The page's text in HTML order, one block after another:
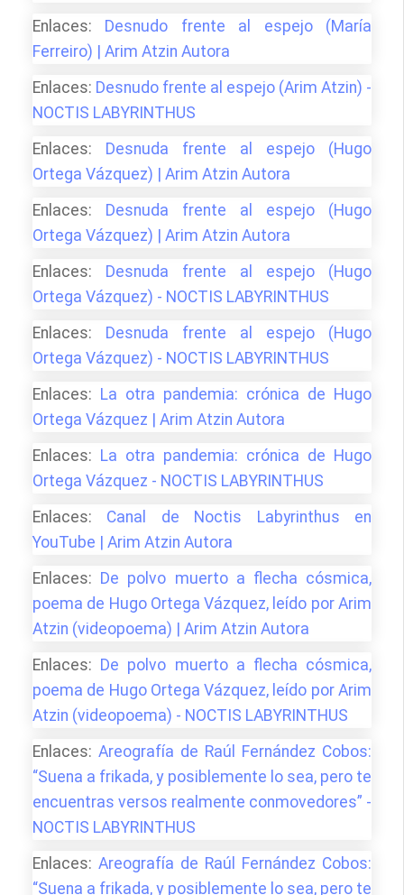
Enlaces: Desnudo frente al espejo (María
Ferreiro) | Arim Atzin Autora
Enlaces: Desnudo frente al espejo (Arim Atzin) -
NOCTIS LABYRINTHUS
Enlaces: Desnuda frente al espejo (Hugo
Ortega Vázquez) | Arim Atzin Autora
Enlaces: Desnuda frente al espejo (Hugo
Ortega Vázquez) | Arim Atzin Autora
Enlaces: Desnuda frente al espejo (Hugo
Ortega Vázquez) - NOCTIS LABYRINTHUS
Enlaces: Desnuda frente al espejo (Hugo
Ortega Vázquez) - NOCTIS LABYRINTHUS
Enlaces: La otra pandemia: crónica de Hugo
Ortega Vázquez | Arim Atzin Autora
Enlaces: La otra pandemia: crónica de Hugo
Ortega Vázquez - NOCTIS LABYRINTHUS
Enlaces: Canal de Noctis Labyrinthus en
YouTube | Arim Atzin Autora
Enlaces: De polvo muerto a flecha cósmica,
poema de Hugo Ortega Vázquez, leído por Arim
Atzin (videopoema) | Arim Atzin Autora
Enlaces: De polvo muerto a flecha cósmica,
poema de Hugo Ortega Vázquez, leído por Arim
Atzin (videopoema) - NOCTIS LABYRINTHUS
Enlaces: Areografía de Raúl Fernández Cobos:
“Suena a frikada, y posiblemente lo sea, pero te
encuentras versos realmente conmovedores” -
NOCTIS LABYRINTHUS
Enlaces: Areografía de Raúl Fernández Cobos:
“Suena a frikada, y posiblemente lo sea, pero te